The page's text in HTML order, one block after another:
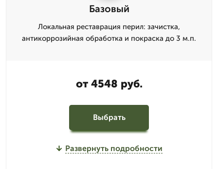
Базовый
Локальная реставрация перил: зачистка,
антикоррозийная обработка и покраска до 3 м.п.
от 4548 руб.
Выбрать
Развернуть подробности